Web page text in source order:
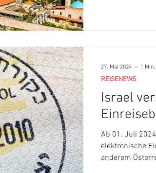
Israel
Ab 01. Juli
elektronische
anderem
REISENEWS
27. Mai 2024 1